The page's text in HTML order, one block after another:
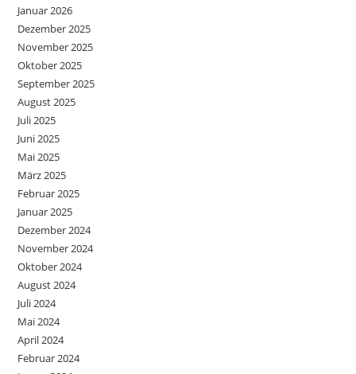
Januar 2026
Dezember 2025
November 2025
Oktober 2025
September 2025
August 2025
Juli 2025
Juni 2025
Mai 2025
März 2025
Februar 2025
Januar 2025
Dezember 2024
November 2024
Oktober 2024
August 2024
Juli 2024
Mai 2024
April 2024
Februar 2024